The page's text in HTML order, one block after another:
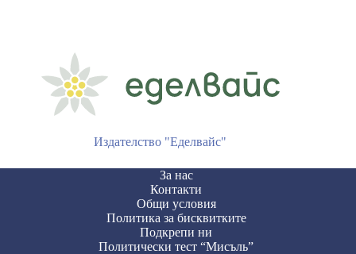
Издателство "Еделвайс"
За нас
Контакти
Общи условия
Политика за бисквитките
Подкрепи ни
Политически тест “Мисъль”